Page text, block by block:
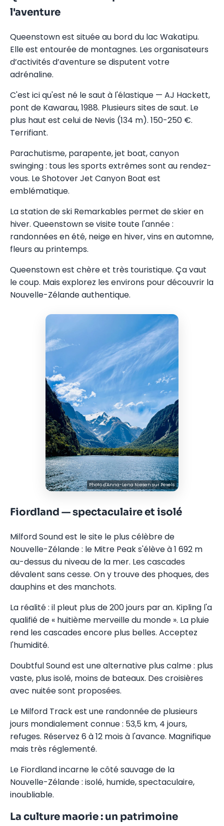
l'aventure
Queenstown est située au bord du lac Wakatipu.
Elle est entourée de montagnes. Les organisateurs
d’activités d’aventure se disputent votre
adrénaline.
C'est ici qu'est né le saut à l'élastique — AJ Hackett,
pont de Kawarau, 1988. Plusieurs sites de saut. Le
plus haut est celui de Nevis (134 m). 150-250 €.
Terrifiant.
Parachutisme, parapente, jet boat, canyon
swinging : tous les sports extrêmes sont au rendez-
vous. Le Shotover Jet Canyon Boat est
emblématique.
La station de ski Remarkables permet de skier en
hiver. Queenstown se visite toute l'année :
randonnées en été, neige en hiver, vins en automne,
fleurs au printemps.
Queenstown est chère et très touristique. Ça vaut
le coup. Mais explorez les environs pour découvrir la
Nouvelle-Zélande authentique.
Photo d'Anna-Lena NiesensurPexels
Fiordland — spectaculaire et isolé
Milford Sound est le site le plus célèbre de
Nouvelle-Zélande : le Mitre Peak s'élève à 1 692 m
au-dessus du niveau de la mer. Les cascades
dévalent sans cesse. On y trouve des phoques, des
dauphins et des manchots.
La réalité : il pleut plus de 200 jours par an. Kipling l'a
qualifié de « huitième merveille du monde ». La pluie
rend les cascades encore plus belles. Acceptez
l'humidité.
Doubtful Sound est une alternative plus calme : plus
vaste, plus isolé, moins de bateaux. Des croisières
avec nuitée sont proposées.
Le Milford Track est une randonnée de plusieurs
jours mondialement connue : 53,5 km, 4 jours,
refuges. Réservez 6 à 12 mois à l'avance. Magnifique
mais très réglementé.
Le Fiordland incarne le côté sauvage de la
Nouvelle-Zélande : isolé, humide, spectaculaire,
inoubliable.
La culture maorie : un patrimoine